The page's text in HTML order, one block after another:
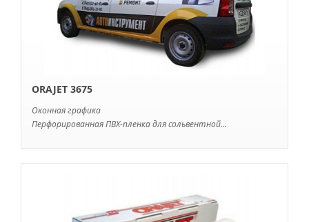
ORAJET 3675
Оконная графика
Перфорированная ПВХ-пленка для сольвентной...